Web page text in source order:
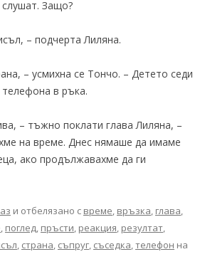
Защо?
– подчерта Лиляна.
– усмихна се Тончо. – Детето седи
в ръка.
– тъжно поклати глава Лиляна, –
на време. Днес нямаше да имаме
ако продължавахме да ги
и отбелязано с време, връзка, глава,
, поглед, пръсти, реакция, резултат,
, страна, съпруг, съседка,телефон на